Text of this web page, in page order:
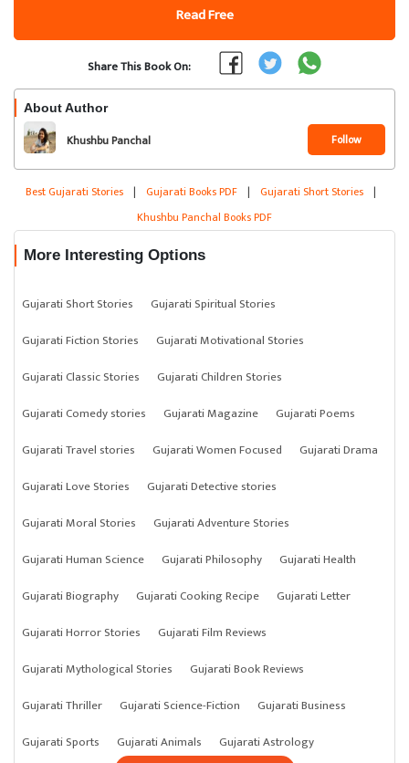
Read Free
Share This Book On:
About Author
Khushbu Panchal Follow
Best Gujarati Stories | Gujarati Books PDF | Gujarati Short Stories |
Khushbu Panchal Books PDF
More Interesting Options
Gujarati Short Stories
Gujarati Spiritual Stories
Gujarati Fiction Stories
Gujarati Motivational Stories
Gujarati Classic Stories
Gujarati Children Stories
Gujarati Comedy stories
Gujarati Magazine
Gujarati Poems
Gujarati Travel stories
Gujarati Women Focused
Gujarati Drama
Gujarati Love Stories
Gujarati Detective stories
Gujarati Moral Stories
Gujarati Adventure Stories
Gujarati Human Science
Gujarati Philosophy
Gujarati Health
Gujarati Biography
Gujarati Cooking Recipe
Gujarati Letter
Gujarati Horror Stories
Gujarati Film Reviews
Gujarati Mythological Stories
Gujarati Book Reviews
Gujarati Thriller
Gujarati Science-Fiction
Gujarati Business
Gujarati Sports
Gujarati Animals Gujarati Astrology